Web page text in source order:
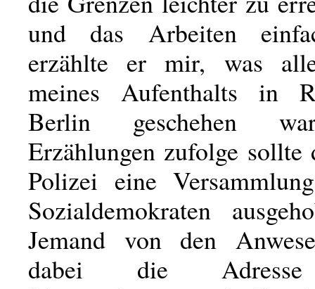
und das Arbeiten
erzählte er mir, was
meines Aufenthalts in
Berlin geschehen
Erzählungen zufolge
Polizei eine
Sozialdemokraten
Jemand von den
dabei die Adresse